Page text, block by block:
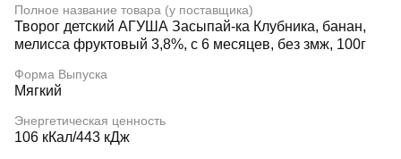
Полное название товара (у поставщика)
Творог детский АГУША Засыпай-ка Клубника, банан,
мелисса фруктовый 3,8%, с 6 месяцев, без змж, 100г
Форма Выпуска
Мягкий
Энергетическая ценность
106 кКал/443 кДж